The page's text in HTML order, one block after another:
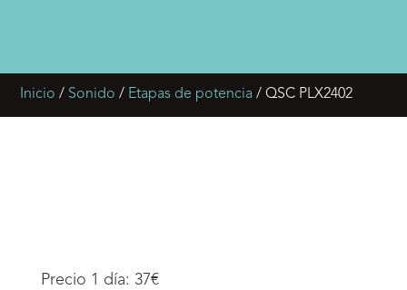
Inicio / Sonido / Etapas de potencia / QSC PLX2402
Precio 1 día: 37€